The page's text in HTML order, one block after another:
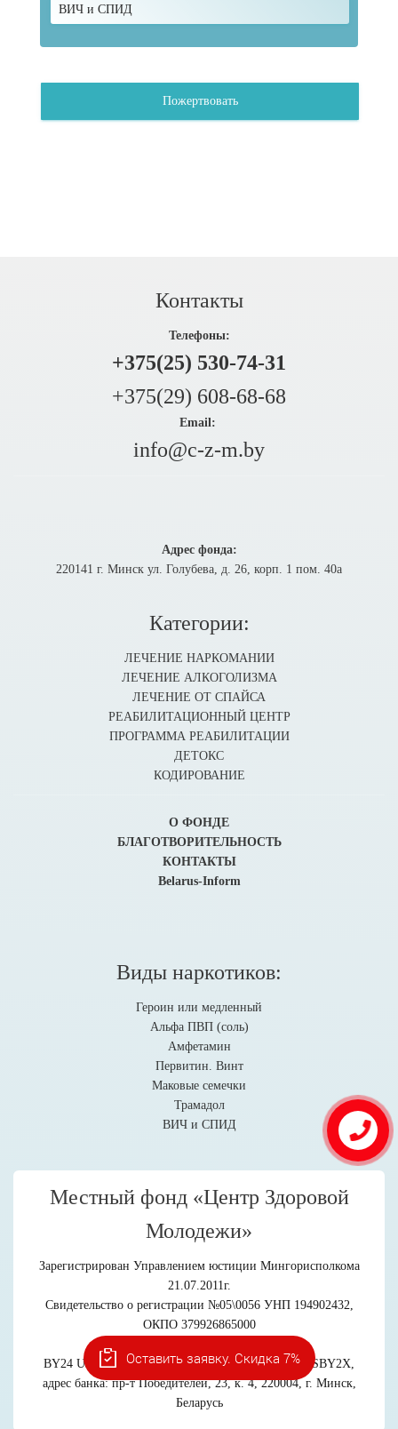
ВИЧ и СПИД
Пожертвовать
Контакты
Телефоны:
+375(25) 530-74-31
+375(29) 608-68-68
Email:
info@c-z-m.by
Адрес фонда:
220141 г. Минск ул. Голубева, д. 26, корп. 1 пом. 40а
Категории:
ЛЕЧЕНИЕ НАРКОМАНИИ
ЛЕЧЕНИЕ АЛКОГОЛИЗМА
ЛЕЧЕНИЕ ОТ СПАЙСА
РЕАБИЛИТАЦИОННЫЙ ЦЕНТР
ПРОГРАММА РЕАБИЛИТАЦИИ
ДЕТОКС
КОДИРОВАНИЕ
О ФОНДЕ
БЛАГОТВОРИТЕЛЬНОСТЬ
КОНТАКТЫ
Belarus-Inform
Виды наркотиков:
Героин или медленный
Альфа ПВП (соль)
Амфетамин
Первитин. Винт
Маковые семечки
Трамадол
ВИЧ и СПИД
Местный фонд «Центр Здоровой
Молодежи»
Зарегистрирован Управлением юстиции Мингорисполкома
21.07.2011г.
Свидетельство о регистрации №05\0056 УНП 194902432,
ОКПО 379926865000
BY24 UNBS 3015 0506 4300 2000 1933, БИК UNBSBY2X,
адрес банка: пр-т Победителей, 23, к. 4, 220004, г. Минск,
Беларусь
Оставить заявку. Скидка 7%